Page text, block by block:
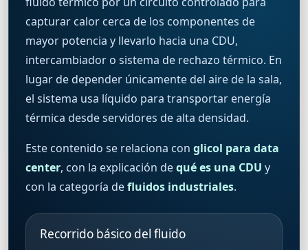
capturar calor cerca de los componentes de
mayor potencia y llevarlo hacia una CDU,
intercambiador o sistema de rechazo térmico. En
lugar de depender únicamente del aire de la sala,
el sistema usa líquido para transportar energía
térmica desde servidores de alta densidad.
Este contenido se relaciona con glicol para data
center, con la explicación dequé es una CDU y
con la categoría defluidos industriales.
Recorrido básico del fluido